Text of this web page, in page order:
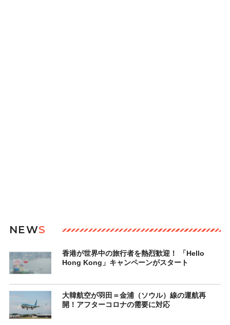
NEWS
香港が世界中の旅行者を熱烈歓迎！ 「Hello
Hong Kong」キャンペーンがスタート
大韓航空が羽田＝金浦（ソウル）線の運航再
開！アフターコロナの需要に対応